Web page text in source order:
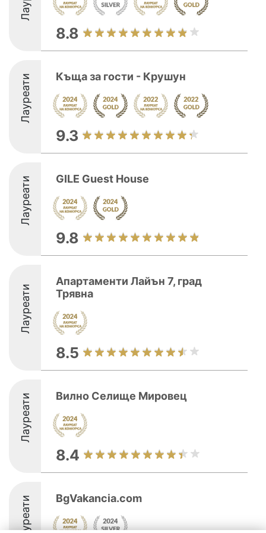
8.8
Лауреати Къща за гости - Крушун
9.3
Лауреати GILE Guest House
9.8
Лауреати
Апартаменти Лайън 7, град
Трявна
8.5
Лауреати Вилно Селище Мировец
8.4
Лауреати BgVakancia.com